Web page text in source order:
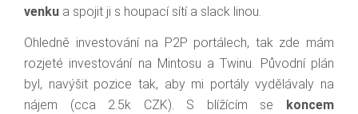
venku a spojit ji s houpací sítí a slack linou.
Ohledně investování na P2P portálech, tak zde mám
rozjeté investování na Mintosu a Twinu. Původní plán
byl, navýšit pozice tak, aby mi portály vydělávaly na
nájem (cca 2.5k CZK). S blížícím se koncem